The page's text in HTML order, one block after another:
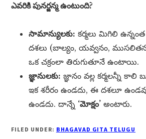
ఎవరికి పునర్జన్మ ఉంటుంది?
సామాన్యులకు: కర్మలు మిగిలి
దశలు (బాల్యం, యవ్వనం,
ఒక చక్రంలా తిరుగుతూనే ఉంటాయి.
జ్ఞానులకు: జ్ఞానం వల్ల కర్మలన్నీ కాలి
ఇక శరీరం ఉండదు, ఈ దశలూ
ఉండదు. దాన్నే ‘మోక్షం’ అంటారు.
FILED UNDER: BHAGAVAD GITA TELUGU